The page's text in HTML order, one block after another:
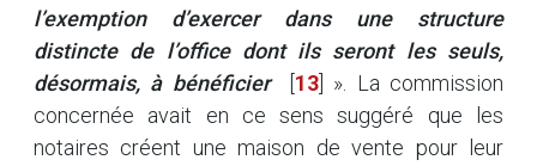
l’exemption d’exercer dans une structure
distincte de l’office dont ils seront les seuls,
désormais, à bénéficier
13
». La commission
concernée avait en ce sens suggéré que les
notaires créent une maison de vente pour leur